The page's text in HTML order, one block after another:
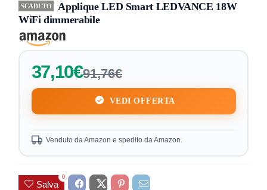
SCADUTO
Applique LED Smart LEDVANCE 18W
WiFi dimmerabile
37,10€91,76€
VEDI OFFERTA
Venduto da Amazon e spedito da Amazon.
Salva
0